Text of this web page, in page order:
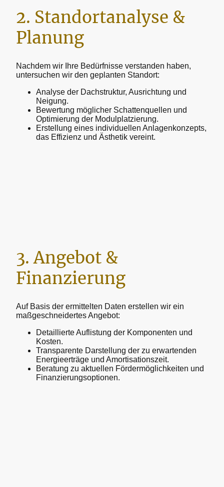
2. Standortanalyse &
Planung
Nachdem wir Ihre Bedürfnisse verstanden haben,
untersuchen wir den geplanten Standort:
Analyse der Dachstruktur, Ausrichtung und
Neigung.
Bewertung möglicher Schattenquellen und
Optimierung der Modulplatzierung.
Erstellung eines individuellen Anlagenkonzepts,
das Effizienz und Ästhetik vereint.
3. Angebot &
Finanzierung
Auf Basis der ermittelten Daten erstellen wir ein
maßgeschneidertes Angebot:
Detaillierte Auflistung der Komponenten und
Kosten.
Transparente Darstellung der zu erwartenden
Energieerträge und Amortisationszeit.
Beratung zu aktuellen Fördermöglichkeiten und
Finanzierungsoptionen.